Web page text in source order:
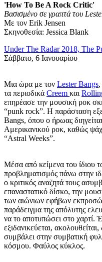
'How To Be A Rock Critic'
Βασισμένο σε γραπτά του
Με τον Erik Jensen
Σκηνοθεσία: Jessica Blank
Under The Radar 2018, The
Σάββατο, 6 Ιανουαρίου
Μια ώρα με τον Lester Bangs
τα περιοδικά Creem και
επηρέασε την μουσική ροκ
“punk rock”. Η παράσταση
Bangs, όπου ο ήρωας
Αμερικανικού ροκ, καθώς
“Astral Weeks”.
Μέσα από κείμενα του ίδιου
προβληματισμός πάνω στην
ο κριτικός αναζητά τους
επαναστατικό δίσκο, την
των αιώνιων εφήβων
παράδειγμα της απόλυτης
να το αποτυπώσει στο χαρτί.
εξιδανικεύεται,
συμβάλει στην συμβατική
κόσμου. Φαύλος κύκλος.